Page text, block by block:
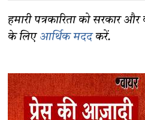
हमारी पत्रकारिता को सरकार
के लिए आर्थिक मददकरें.